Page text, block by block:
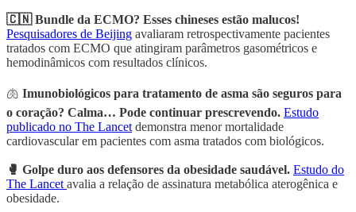
🇨🇳 Bundle da ECMO? Esses chineses estão malucos!
Pesquisadores de Beijing avaliaram retrospectivamente pacientes
tratados com ECMO que atingiram parâmetros gasométricos e
hemodinâmicos com resultados clínicos.
🫁 Imunobiológicos para tratamento de asma são seguros para
o coração? Calma… Pode continuar prescrevendo. Estudo
publicado no The Lancet demonstra menor mortalidade
cardiovascular em pacientes com asma tratados com biológicos.
🥊 Golpe duro aos defensores da obesidade saudável. Estudo do
The Lancet avalia a relação de assinatura metabólica aterogênica e
obesidade.